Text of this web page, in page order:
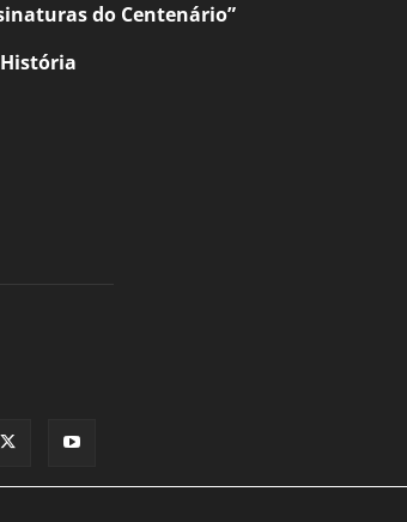
do Centenário”